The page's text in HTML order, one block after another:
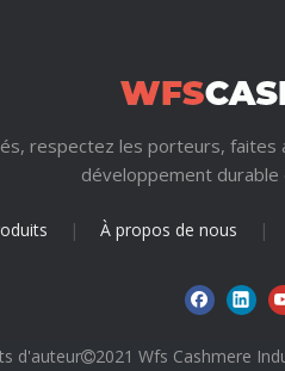
respectez les porteurs, faites
développement durable
| À propos de nous |
d'auteur2021 Wfs Cashmere